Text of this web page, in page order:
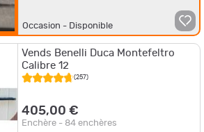
Occasion - Disponible
Vends Benelli Duca Montefeltro
Calibre 12
(257)
405,00 €
Enchère - 84 enchères